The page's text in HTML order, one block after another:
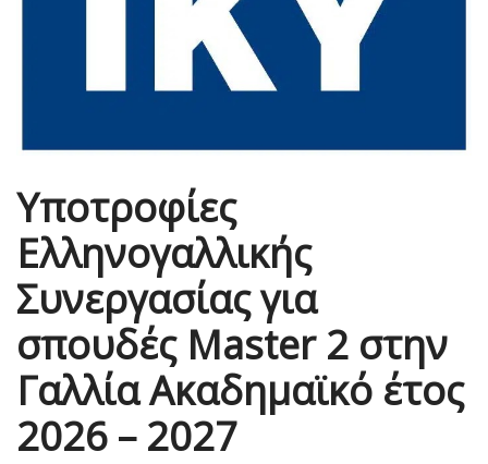
Υποτροφίες
Ελληνογαλλικής
Συνεργασίας για
σπουδές Master 2 στην
Γαλλία Ακαδημαϊκό έτος
2026 – 2027